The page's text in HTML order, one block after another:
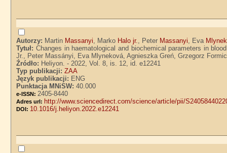
Autorzy: Martin Massanyi, Marko Halo jr., Peter Massanyi, Eva
Tytuł: Changes in haematological and biochemical parameters in
Jr., Peter Massányi, Eva Mlyneková, Agnieszka Greń, Grzegorz
Źródło: Heliyon. - 2022, Vol. 8, is. 12, id. e12241
Typ publikacji:ZAA
Język publikacji: ENG
Punktacja MNiSW:40.000
e-ISSN: 2405-8440
Adres url: http://www.sciencedirect.com/science/article/pii/
DOI: 10.1016/j.heliyon.2022.e12241